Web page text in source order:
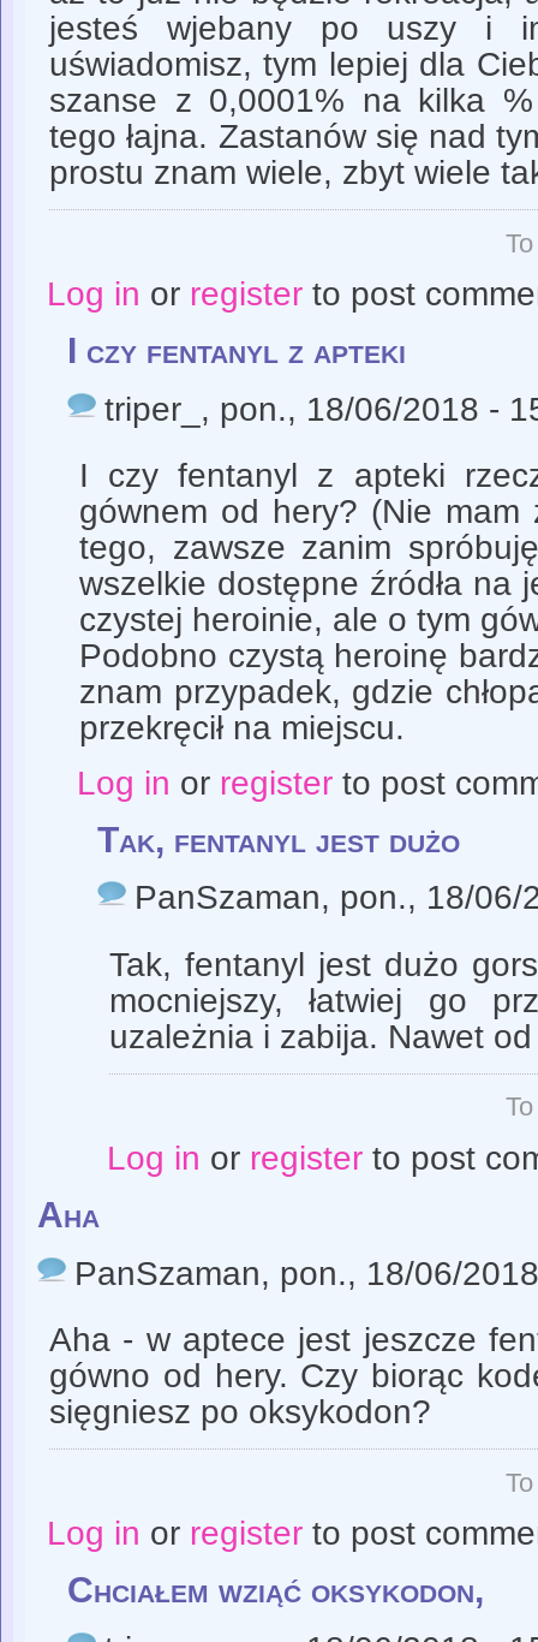
jesteś wjebany po uszy i
uświadomisz, tym lepiej dla
szanse z 0,0001% na kilka
tego łajna. Zastanów się nad
prostu znam wiele, zbyt wiele
Log in or registerto post
I czy fentanyl z apteki
triper_ , pon., 18/06/2018 -
I czy fentanyl z apteki
gównem od hery? (Nie
tego, zawsze zanim
wszelkie dostępne źródła na
czystej heroinie, ale o tym
Podobno czystą heroinę
znam przypadek, gdzie
przekręcił na miejscu.
Log in or registerto post
Tak, fentanyl jest dużo
PanSzaman, pon., 18/06/
Tak, fentanyl jest dużo
mocniejszy, łatwiej go
uzależnia i zabija. Nawet
Log in or registerto post
Aha
PanSzaman, pon., 18/06/
Aha - w aptece jest jeszcze
gówno od hery. Czy biorąc
sięgniesz po oksykodon?
Log in or registerto post
Chciałem wziąć oksykodon,